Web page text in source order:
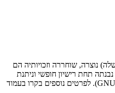
נוצרה, שוחררה וזכויותיה הם
תחת רישיון חופשי וניתנת